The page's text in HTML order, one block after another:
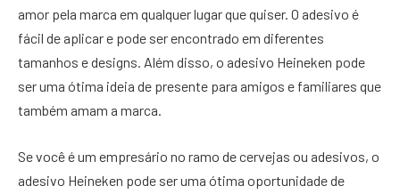
amor pela marca em qualquer lugar que quiser. O adesivo é
fácil de aplicar e pode ser encontrado em diferentes
tamanhos e designs. Além disso, o adesivo Heineken pode
ser uma ótima ideia de presente para amigos e familiares que
também amam a marca.
Se você é um empresário no ramo de cervejas ou adesivos, o
adesivo Heineken pode ser uma ótima oportunidade de